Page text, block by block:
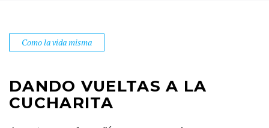
Como la vida misma
DANDO VUELTAS A LA
CUCHARITA